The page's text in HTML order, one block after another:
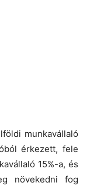
munkavállaló
érkezett, fele
15%-a, és
növekedni fog